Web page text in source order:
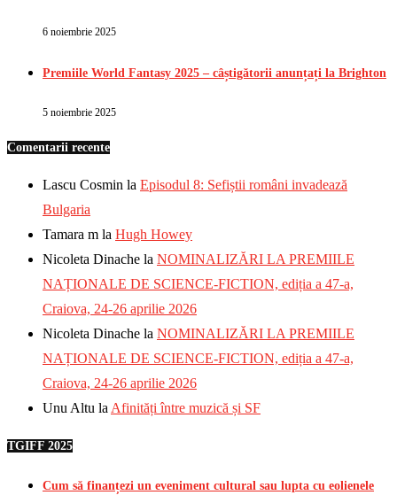
6 noiembrie 2025
Premiile World Fantasy 2025 – câștigătorii anunțați la Brighton
5 noiembrie 2025
Comentarii recente
Lascu Cosmin la Episodul 8: Sefiștii români invadează
Bulgaria
Tamara m la Hugh Howey
Nicoleta Dinache la NOMINALIZĂRI LA PREMIILE
NAȚIONALE DE SCIENCE-FICTION, ediția a 47-a,
Craiova, 24-26 aprilie 2026
Nicoleta Dinache la NOMINALIZĂRI LA PREMIILE
NAȚIONALE DE SCIENCE-FICTION, ediția a 47-a,
Craiova, 24-26 aprilie 2026
Unu Altu la Afinități între muzică și SF
TGIFF 2025
Cum să finanțezi un eveniment cultural sau lupta cu eolienele